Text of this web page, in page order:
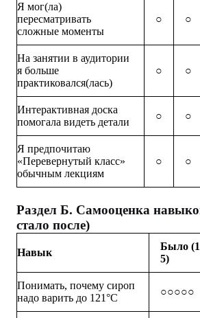
Я мог(ла)
пересматривать
сложные моменты
○ ○
На занятии в аудитории
я больше
практиковался(лась)
○ ○
Интерактивная доска
помогала видеть детали
○ ○
Я предпочитаю
«Перевернутый класс»
обычным лекциям
○ ○
Раздел Б. Самооценка
стало после)
Навык
Было
5)
Понимать, почему сироп
надо варить до 121°C
○○○○○